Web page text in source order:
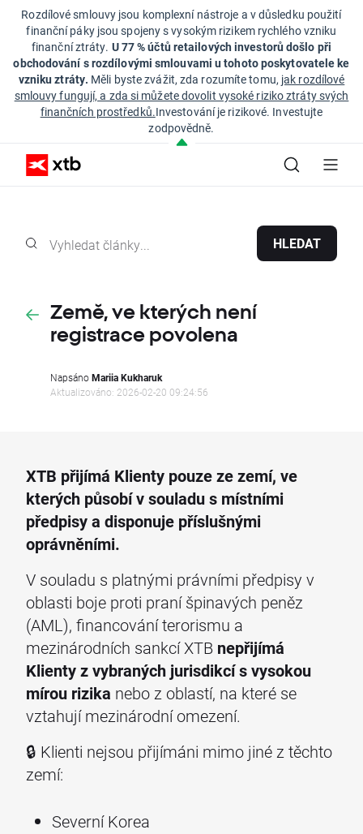
Rozdílové smlouvy jsou komplexní nástroje a v důsledku použití
finanční páky jsou spojeny s vysokým rizikem rychlého vzniku
finanční ztráty. U 77 % účtů retailových investorů došlo při
obchodování s rozdílovými smlouvami u tohoto poskytovatele ke
vzniku ztráty. Měli byste zvážit, zda rozumíte tomu, jak rozdílové
smlouvy fungují, a zda si můžete dovolit vysoké riziko ztráty svých
finančních prostředků.Investování je rizikové. Investujte
zodpovědně.
HLEDAT
Země, ve kterých není
registrace povolena
NapsánoMariia Kukharuk
Aktualizováno: 2026-02-20 09:24:56
XTB přijímá Klienty pouze ze zemí, ve
kterých působí v souladu s místními
předpisy a disponuje příslušnými
oprávněními.
V souladu s platnými právními předpisy v
oblasti boje proti praní špinavých peněz
(AML), financování terorismu a
mezinárodních sankcí XTB nepřijímá
Klienty z vybraných jurisdikcí s vysokou
mírou rizika nebo z oblastí, na které se
vztahují mezinárodní omezení.
🔒 Klienti nejsou přijímáni mimo jiné z těchto
zemí:
Severní Korea